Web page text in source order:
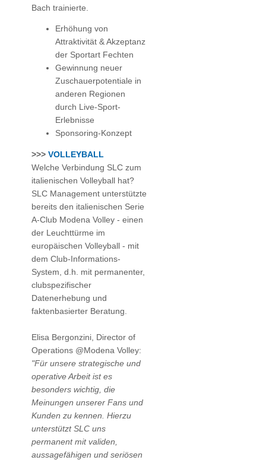
Bach trainierte.
Erhöhung von
Attraktivität & Akzeptanz
der Sportart Fechten
Gewinnung neuer
Zuschauerpotentiale in
anderen Regionen
durch Live-Sport-
Erlebnisse
Sponsoring-Konzept
>>>VOLLEYBALL
Welche Verbindung SLC zum
italienischen Volleyball hat?
SLC Management unterstützte
bereits den italienischen Serie
A-Club Modena Volley - einen
der Leuchttürme im
europäischen Volleyball - mit
dem Club-Informations-
System, d.h. mit permanenter,
clubspezifischer
Datenerhebung und
faktenbasierter Beratung.
Elisa Bergonzini, Director of
Operations @Modena Volley:
"Für unsere strategische und
operative Arbeit ist es
besonders wichtig, die
Meinungen unserer Fans und
Kunden zu kennen. Hierzu
unterstützt SLC uns
permanent mit validen,
aussagefähigen und seriösen